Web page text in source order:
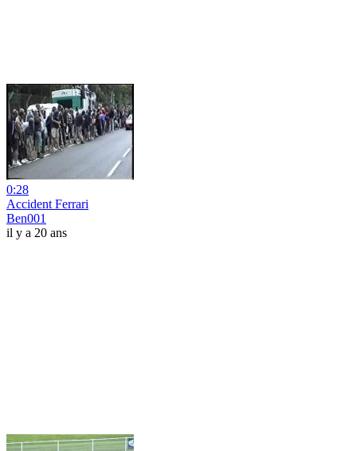
0:28
Accident Ferrari
Ben001
il y a 20 ans